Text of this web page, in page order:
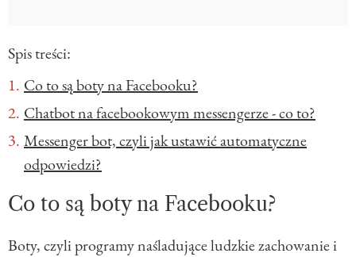
Spis treści:
Co to są boty na Facebooku?
Chatbot na facebookowym messengerze - co to?
Messenger bot, czyli jak ustawić automatyczne
odpowiedzi?
Co to są boty na Facebooku?
Boty, czyli programy naśladujące ludzkie zachowanie i